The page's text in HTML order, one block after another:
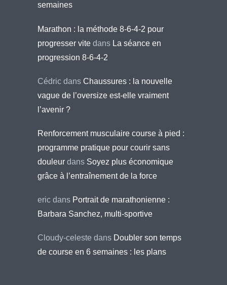
semaines
Marathon : la méthode 8-6-4-2 pour
progresser vite dans La séance en
progression 8-6-4-2
Cédric dans Chaussures : la nouvelle
vague de l’oversize est-elle vraiment
l’avenir ?
Renforcement musculaire course à pied :
programme pratique pour courir sans
douleur dans Soyez plus économique
grâce à l’entraînement de la force
eric dans Portrait de marathonienne :
Barbara Sanchez, multi-sportive
Cloudy-celeste dans Doubler son temps
de course en 6 semaines : les plans